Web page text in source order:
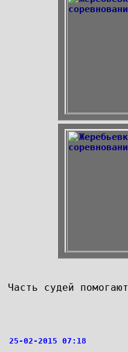
Часть судей
25-02-2015 07:18